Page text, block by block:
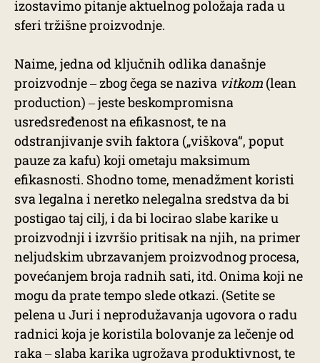
izostavimo pitanje aktuelnog položaja rada u
sferi tržišne proizvodnje.
Naime, jedna od ključnih odlika današnje
proizvodnje ‒ zbog čega se naziva vitkom (lean
production) ‒ jeste beskompromisna
usredsređenost na efikasnost, te na
odstranjivanje svih faktora („viškova“, poput
pauze za kafu) koji ometaju maksimum
efikasnosti. Shodno tome, menadžment koristi
sva legalna i neretko nelegalna sredstva da bi
postigao taj cilj, i da bi locirao slabe karike u
proizvodnji i izvršio pritisak na njih, na primer
neljudskim ubrzavanjem proizvodnog procesa,
povećanjem broja radnih sati, itd. Onima koji ne
mogu da prate tempo slede otkazi. (Setite se
pelena u Juri i neprodužavanja ugovora o radu
radnici koja je koristila bolovanje za lečenje od
raka ‒ slaba karika ugrožava produktivnost, te